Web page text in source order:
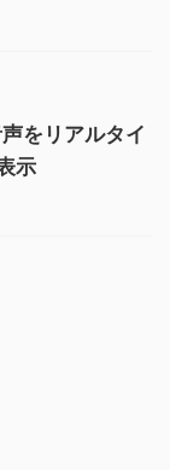
をリアルタイ
示